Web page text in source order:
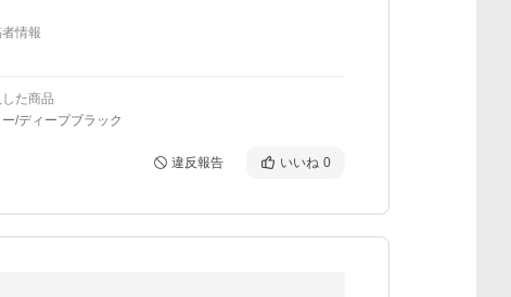
情報
た商品
ー/ディープブラック
違反報告 いいね 0